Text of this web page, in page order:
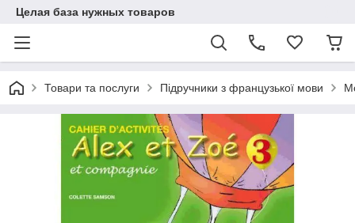
Целая база нужных товаров
Товари та послуги Підручники з французької мови